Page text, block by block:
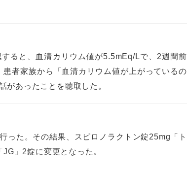
ると、血清カリウム値が5.5mEq/Lで、2週間前
者家族から「血清カリウム値が上がっているの
があったことを聴取した。
った。その結果、スピロノラクトン錠25mg「ト
」2錠に変更となった。